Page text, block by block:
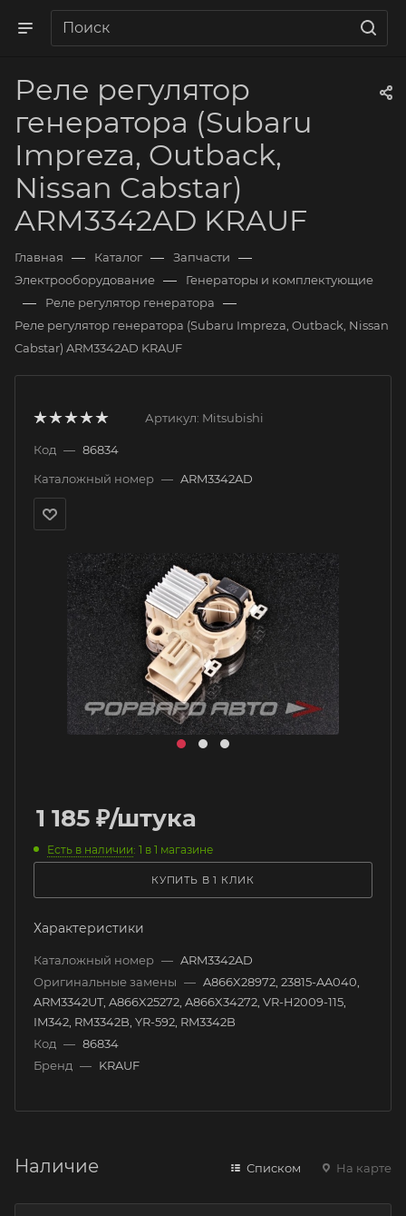
Реле регулятор
генератора (Subaru
Impreza, Outback,
Nissan Cabstar)
ARM3342AD KRAUF
Главная — Каталог — Запчасти —
Электрооборудование — Генераторы и комплектующие
— Реле регулятор генератора —
Реле регулятор генератора (Subaru Impreza, Outback, Nissan
Cabstar) ARM3342AD KRAUF
Артикул: Mitsubishi
Код — 86834
Каталожный номер — ARM3342AD
1 185 ₽/штука
Есть в наличии: 1 в 1 магазине
КУПИТЬ В 1 КЛИК
Характеристики
Каталожный номер — ARM3342AD
Оригинальные замены — A866X28972, 23815-AA040,
ARM3342UT, A866X25272, A866X34272, VR-H2009-115,
IM342, RM3342B, YR-592, RM3342B
Код — 86834
Бренд — KRAUF
Наличие Списком На карте